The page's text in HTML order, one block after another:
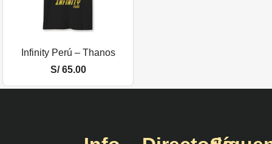
Infinity Perú – Thanos
S/65.00